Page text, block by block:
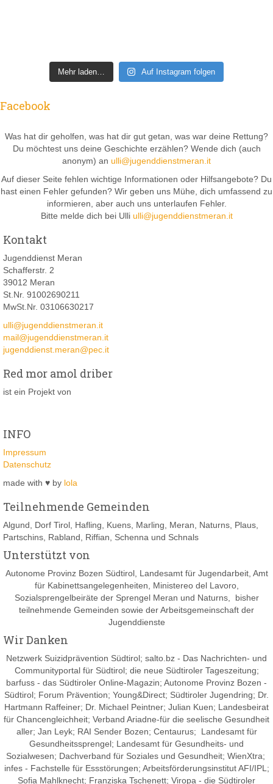
Mehr laden… Auf Instagram folgen
Facebook
Was hat dir geholfen, was hat dir gut getan, was war deine Rettung?
Du möchtest uns deine Geschichte erzählen? Wende dich (auch
anonym) an ulli@jugenddienstmeran.it
Auf dieser Seite fehlen wichtige Informationen oder Hilfsangebote? Du
hast einen Fehler gefunden? Wir geben uns Mühe, dich umfassend zu
informieren, aber auch uns unterlaufen Fehler.
Bitte melde dich bei Ulli ulli@jugenddienstmeran.it
Kontakt
Jugenddienst Meran
Schafferstr. 2
39012 Meran
St.Nr. 91002690211
MwSt.Nr. 03106630217
ulli@jugenddienstmeran.it
mail@jugenddienstmeran.it
jugenddienst.meran@pec.it
Red mor amol driber
ist ein Projekt von
INFO
Impressum
Datenschutz
made with ♥ by lola
Teilnehmende Gemeinden
Algund, Dorf Tirol, Hafling, Kuens, Marling, Meran, Naturns, Plaus,
Partschins, Rabland, Riffian, Schenna und Schnals
Unterstützt von
Autonome Provinz Bozen Südtirol, Landesamt für Jugendarbeit, Amt
für Kabinettsangelegenheiten, Ministereo del Lavoro,
Sozialsprengelbeiräte der Sprengel Meran und Naturns, bisher
teilnehmende Gemeinden sowie der Arbeitsgemeinschaft der
Jugenddienste
Wir Danken
Netzwerk Suizidprävention Südtirol; salto.bz - Das Nachrichten- und
Communityportal für Südtirol; die neue Südtiroler Tageszeitung;
barfuss - das Südtiroler Online-Magazin; Autonome Provinz Bozen -
Südtirol; Forum Prävention; Young&Direct; Südtiroler Jugendring; Dr.
Hartmann Raffeiner; Dr. Michael Peintner; Julian Kuen; Landesbeirat
für Chancengleichheit; Verband Ariadne-für die seelische Gesundheit
aller; Jan Leyk; RAI Sender Bozen; Centaurus; Landesamt für
Gesundheitssprengel; Landesamt für Gesundheits- und
Sozialwesen; Dachverband für Soziales und Gesundheit; WienXtra;
infes - Fachstelle für Essstörungen; Arbeitsförderungsinstitut AFI/IPL;
Sofia Mahlknecht; Franziska Tschenett; Viropa - die Südtiroler